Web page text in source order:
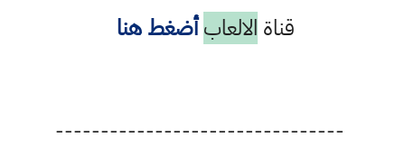
قناة الالعاب أضغط هنا
--------------------------------